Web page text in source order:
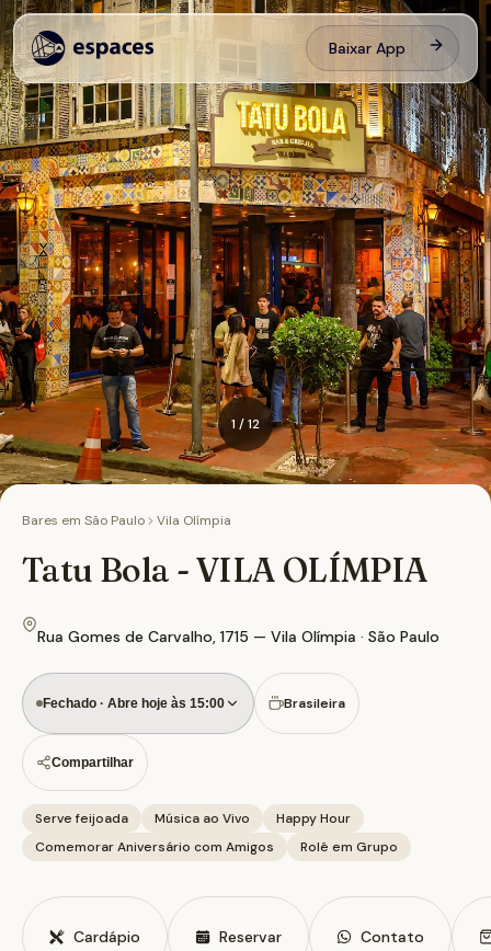
Baixar App
1 /12
Bares em São Paulo Vila Olímpia
Tatu Bola - VILA OLÍMPIA
Rua Gomes de Carvalho, 1715 — Vila Olímpia · São Paulo
Fechado · Abre hoje às 15:00 Brasileira
Compartilhar
Serve feijoada Música ao Vivo
Happy Hour
Comemorar Aniversário com Amigos
Rolê em Grupo
Cardápio Reservar Contato